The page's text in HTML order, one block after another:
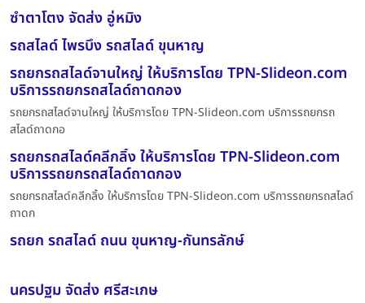
ซำตาโตง จัดส่ง อู่หมิง
รถสไลด์ ไพรบึง รถสไลด์ ขุนหาญ
รถยกรถสไลด์จานใหญ่ ให้บริการโดย TPN-Slideon.com
บริการรถยกรถสไลด์ถาดกอง
รถยกรถสไลด์จานใหญ่ ให้บริการโดย TPN-Slideon.com บริการรถยกรถ
สไลด์ถาดกอ
รถยกรถสไลด์คลีกลิ้ง ให้บริการโดย TPN-Slideon.com
บริการรถยกรถสไลด์ถาดกอง
รถยกรถสไลด์คลีกลิ้ง ให้บริการโดย TPN-Slideon.com บริการรถยกรถสไลด์
ถาดก
รถยก รถสไลด์ ถนน ขุนหาญ-กันทรลักษ์
นครปฐม จัดส่ง ศรีสะเกษ